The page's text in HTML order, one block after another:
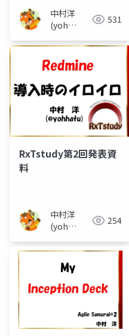
中村洋
(yoh
531
RxTstudy第2回発表資
料
中村洋
(yoh
254